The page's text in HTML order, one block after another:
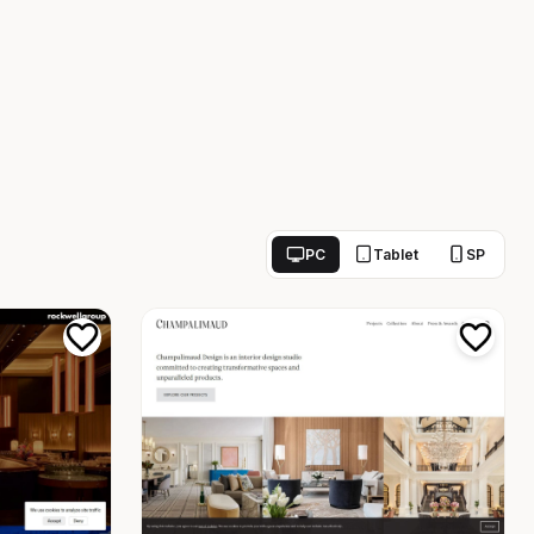
PC Tablet SP